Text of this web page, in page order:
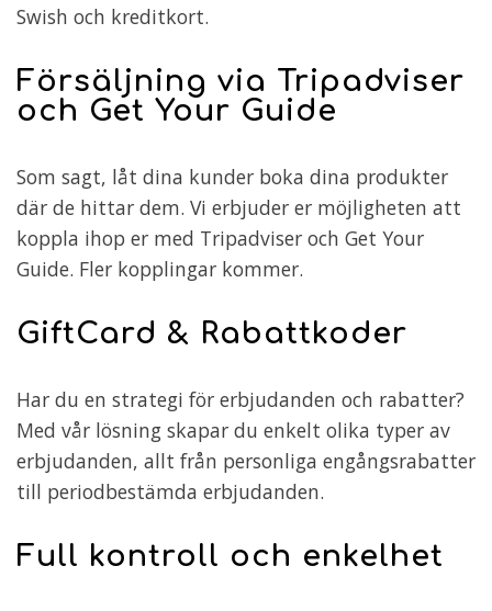
Swish och kreditkort.
Försäljning via Tripadviser
och Get Your Guide
Som sagt, låt dina kunder boka dina produkter
där de hittar dem. Vi erbjuder er möjligheten att
koppla ihop er med Tripadviser och Get Your
Guide. Fler kopplingar kommer.
GiftCard & Rabattkoder
Har du en strategi för erbjudanden och rabatter?
Med vår lösning skapar du enkelt olika typer av
erbjudanden, allt från personliga engångsrabatter
till periodbestämda erbjudanden.
Full kontroll och enkelhet